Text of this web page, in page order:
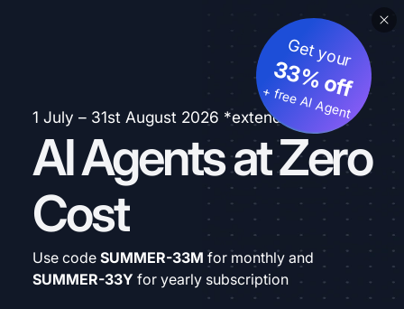
1 July – 31st August 2026 *extended
AI Agents at Zero
Cost
Get your
33% off
+ free AI Agent
Use code SUMMER-33M for monthly and
SUMMER-33Y for yearly subscription